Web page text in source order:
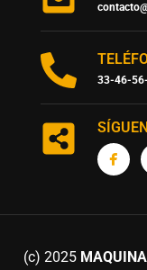
33-46-
(c) 2025